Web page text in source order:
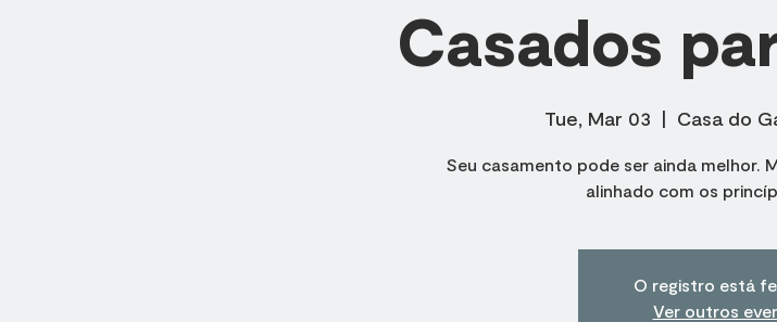
Casados
Tue, Mar 03
  |
Casa do
Seu casamento pode ser ainda melhor.
alinhado com os
O registro está
Ver outros